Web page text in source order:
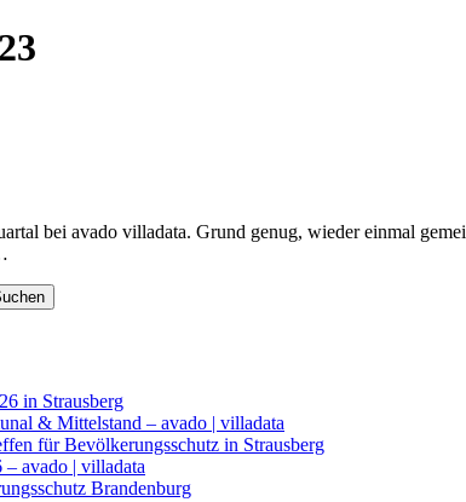
bei avado villadata. Grund genug, wieder einmal
in Strausberg
& Mittelstand – avado | villadata
für Bevölkerungsschutz in Strausberg
avado | villadata
Brandenburg